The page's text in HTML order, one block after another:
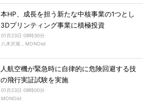
本HP、成長を担う新たな中核事業の1つとし
プリンティング事業に積極投資
01月23日 08時30分
八木沢篤，MONOist
航空機が緊急時に自律的に危険回避する技
飛行実証試験を実施
01月23日 08時00分
MONOist